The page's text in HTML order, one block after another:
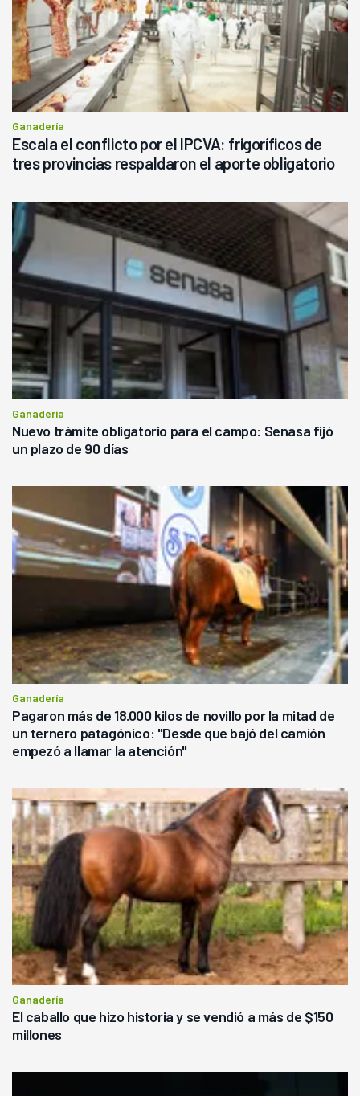
Ganadería
Escala el conflicto por el IPCVA: frigoríficos de
tres provincias respaldaron el aporte obligatorio
Ganadería
Nuevo trámite obligatorio para el campo: Senasa fijó
un plazo de 90 días
Ganadería
Pagaron más de 18.000 kilos de novillo por la mitad de
un ternero patagónico: "Desde que bajó del camión
empezó a llamar la atención"
Ganadería
El caballo que hizo historia y se vendió a más de $150
millones